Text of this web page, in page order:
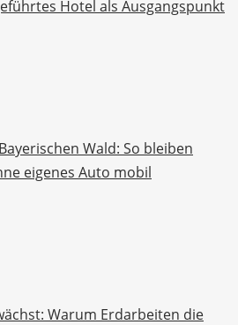
Hotel als Ausgangspunkt
Wald: So bleiben
eigenes Auto mobil
Warum Erdarbeiten die